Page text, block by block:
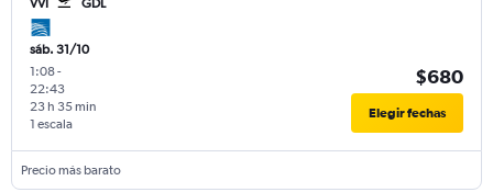
VVI GDL
sáb. 31/10
1:08-
22:43
1 escala
23 h 35 min
$680
Elegir fechas
Precio más barato